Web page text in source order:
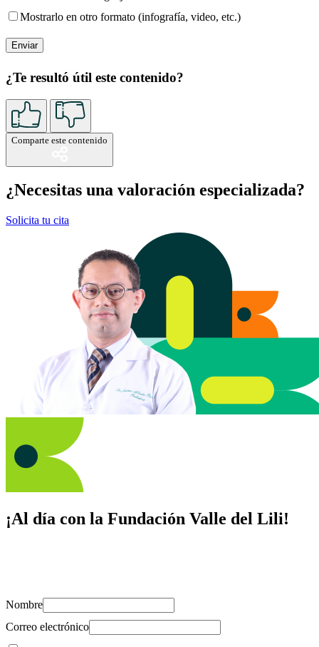
Mostrarlo en otro formato (infografía, video, etc.)
¿Te resultó útil este contenido?
Comparte este contenido
¿Necesitas una valoración especializada?
Solicita tu cita
¡Al día con la Fundación Valle del Lili!
Nombre
Correo electrónico